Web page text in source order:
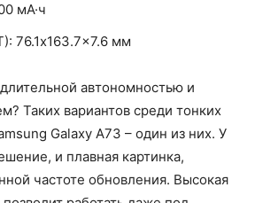
мА·ч
76.1x163.7x7.6 мм
автономностью и
Таких вариантов среди тонких
Galaxy A73 – один из них. У
и плавная картинка,
частоте обновления. Высокая